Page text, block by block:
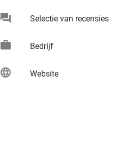
chat Selectie van recensies
work Bedrijf
language Website